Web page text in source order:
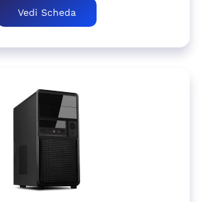
originale
era:
attuale
è:
Vedi Scheda